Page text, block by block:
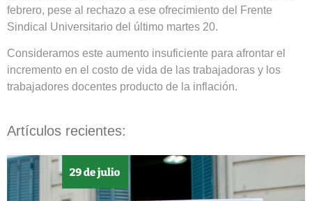
febrero, pese al rechazo a ese ofrecimiento del Frente
Sindical Universitario del último martes 20.
Consideramos este aumento insuficiente para afrontar el
incremento en el costo de vida de las trabajadoras y los
trabajadores docentes producto de la inflación.
Artículos recientes: